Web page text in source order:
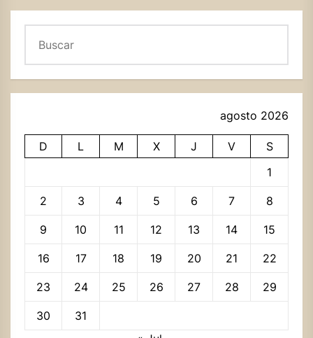
agosto 2026
D L M X J V
S
1
2 3 4 5 6 7 8
9 10 11 12 13 14 15
16 17 18 19 20 21 22
23 24 25 26 27 28 29
30
31